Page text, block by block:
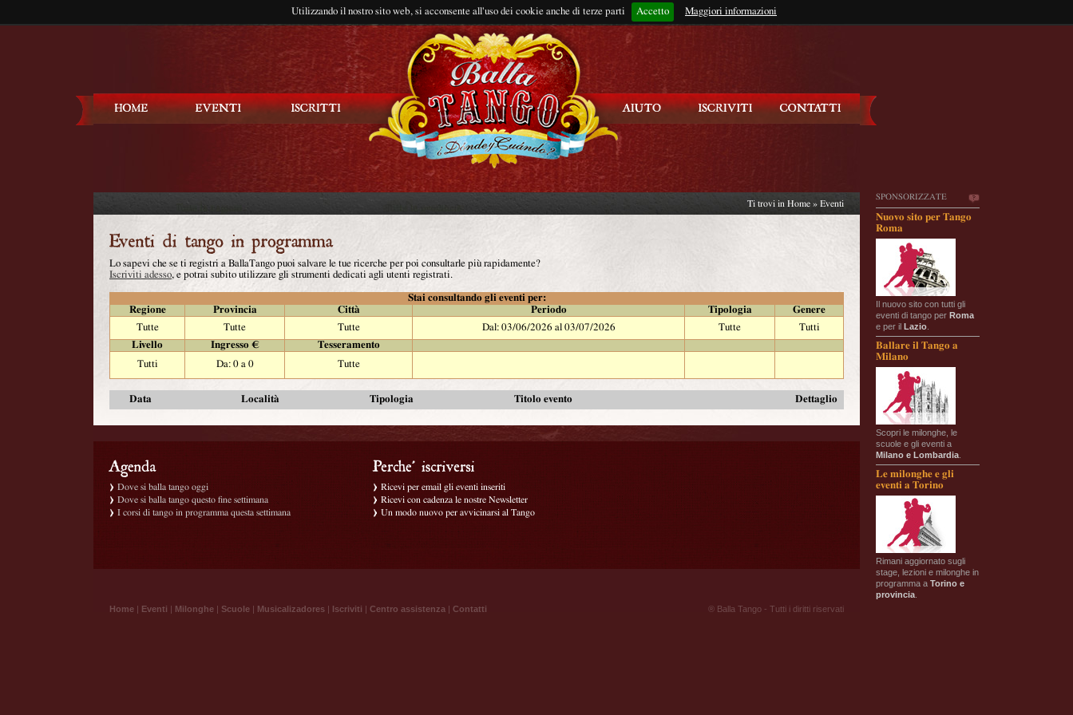
Utilizzando il nostro sito web, si acconsente all'uso dei cookie anche di terze parti Accetto Maggiori informazioni
Rimani connesso?
SPONSORIZZATE
Nuovo sito per Tango
Roma
Il nuovo sito con tutti gli
eventi di tango per Roma
e per il Lazio
Ballare il Tango a
Milano
Scopri le milonghe, le
scuole e gli eventi a
Milano e Lombardia
Le milonghe e gli
eventi a Torino
Rimani aggiornato sugli
stage, lezioni e milonghe in
programma a Torino e
provincia
Ti trovi in Home » Eventi
Lo sapevi che se ti registri a BallaTango puoi salvare le tue ricerche per poi consultarle più rapidamente?
Iscriviti adesso, e potrai subito utilizzare gli strumenti dedicati agli utenti registrati.
Stai consultando gli eventi per:
Regione
Provincia Città Periodo Tipologia
Genere
Tutte
Tutte Tutte Dal: 03/06/2026 al 03/07/2026 Tutte
Tutti
Livello
Ingresso €
Tesseramento
Tutti
Da: 0 a 0 Tutte
Data Località Tipologia Titolo evento Dettaglio
Dove si balla tango oggi
Dove si balla tango questo fine settimana
I corsi di tango in programma questa settimana
Ricevi per email gli eventi inseriti
Ricevi con cadenza le nostre Newsletter
Un modo nuovo per avvicinarsi al Tango
Home | Eventi | Milonghe | Scuole | Musicalizadores | Iscriviti | Centro assistenza | Contatti ® Balla Tango - Tutti i diritti riservati